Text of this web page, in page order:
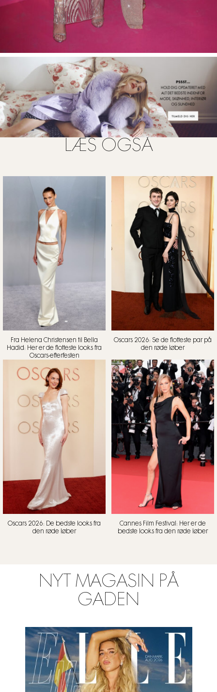
FOTO: ALL OVER PRESS
LÆS OGSÅ
Fra Helena Christensen til Bella
Hadid: Her er de flotteste looks fra
Oscars-efterfesten
Oscars 2026: Se de flotteste par på
den røde løber
Oscars 2026: De bedste looks fra
den røde løber
Cannes Film Festival: Her er de
bedste looks fra den røde løber
NYT MAGASIN PÅ
GADEN